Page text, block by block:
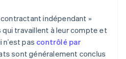
contractant indépendant »
travaillent à leur compte et
pas contrôlé par
sont généralement conclus